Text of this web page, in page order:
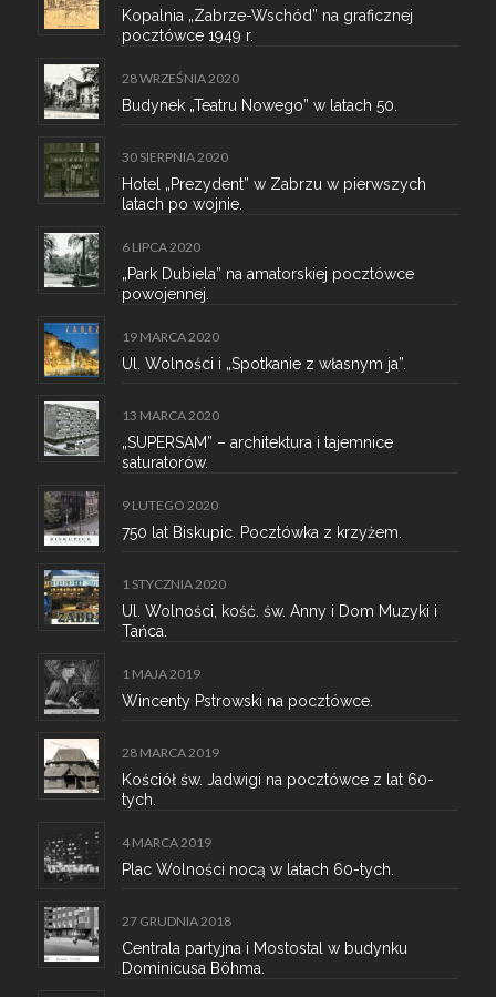
Kopalnia „Zabrze-Wschód” na graficznej
pocztówce 1949 r.
28 WRZEŚNIA 2020
Budynek „Teatru Nowego” w latach 50.
30 SIERPNIA 2020
Hotel „Prezydent” w Zabrzu w pierwszych
latach po wojnie.
6 LIPCA 2020
„Park Dubiela” na amatorskiej pocztówce
powojennej.
19 MARCA 2020
Ul. Wolności i „Spotkanie z własnym ja”.
13 MARCA 2020
„SUPERSAM” – architektura i tajemnice
saturatorów.
9 LUTEGO 2020
750 lat Biskupic. Pocztówka z krzyżem.
1 STYCZNIA 2020
Ul. Wolności, kość. św. Anny i Dom Muzyki i
Tańca.
1 MAJA 2019
Wincenty Pstrowski na pocztówce.
28 MARCA 2019
Kościół św. Jadwigi na pocztówce z lat 60-
tych.
4 MARCA 2019
Plac Wolności nocą w latach 60-tych.
27 GRUDNIA 2018
Centrala partyjna i Mostostal w budynku
Dominicusa Böhma.